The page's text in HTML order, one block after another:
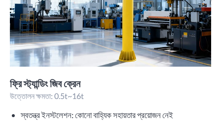
ফ্রি স্ট্যান্ডিং জিব ক্রেন
উত্তোলন ক্ষমতা: 0.5t~16t
স্বতন্ত্র ইনস্টলেশন: কোনো বাহ্যিক সহায়তার প্রয়োজন নেই